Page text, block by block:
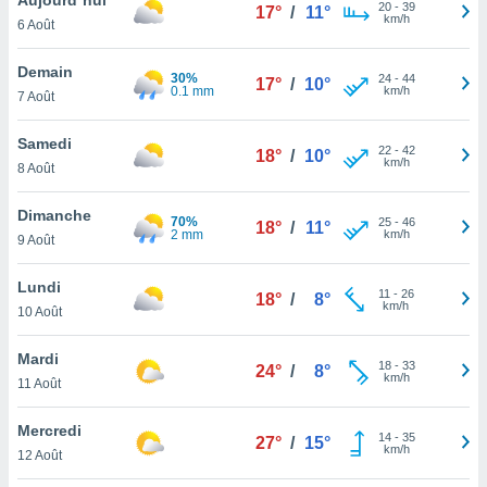
et
»,
au
vous
qu'ils
ou
le
ainsi
un
la
du
6 Août
17° / 11° 20- 39
km/h
Demain
7 Août
30%
0.1 mm
17° / 10° 24- 44
km/h
Samedi
8 Août
18° / 10° 22- 42
km/h
Dimanche
9 Août
70%
2 mm
18° / 11° 25- 46
km/h
Lundi
10 Août
18° / 8° 11 - 26
km/h
Mardi
11 Août
24° / 8° 18- 33
km/h
Mercredi
12 Août
27° / 15° 14- 35
km/h